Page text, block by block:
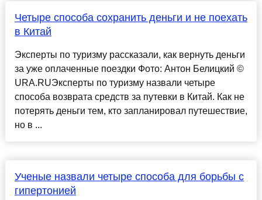
Четыре способа сохранить деньги и не поехать
в Китай
Эксперты по туризму рассказали, как вернуть деньги
за уже оплаченные поездки Фото: Антон Белицкий ©
URA.RUЭксперты по туризму назвали четыре
способа возврата средств за путевки в Китай. Как не
потерять деньги тем, кто запланировал путешествие,
но в ...
Ученые назвали четыре способа для борьбы с
гипертонией